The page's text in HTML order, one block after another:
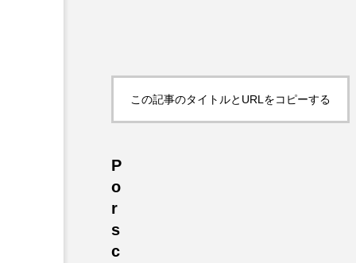
この記事のタイトルとURLをコピーする
P
o
r
s
c